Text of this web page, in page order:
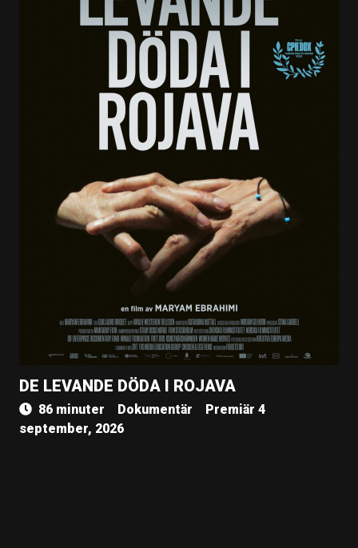
DE LEVANDE DÖDA I ROJAVA
86 minuter Dokumentär
Premiär 4
september, 2026